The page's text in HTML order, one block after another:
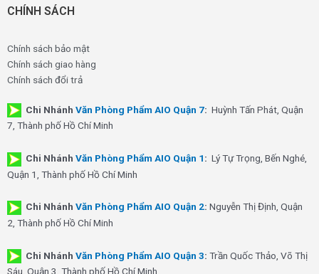
CHÍNH SÁCH
Chính sách bảo mật
Chính sách giao hàng
Chính sách đổi trả
Chi Nhánh Văn Phòng Phẩm AIO Quận 7: Huỳnh Tấn Phát, Quận
7, Thành phố Hồ Chí Minh
Chi Nhánh Văn Phòng Phẩm AIO Quận 1: Lý Tự Trọng, Bến Nghé,
Quận 1, Thành phố Hồ Chí Minh
Chi Nhánh Văn Phòng Phẩm AIO Quận 2: Nguyễn Thị Định, Quận
2, Thành phố Hồ Chí Minh
Chi Nhánh Văn Phòng Phẩm AIO Quận 3: Trần Quốc Thảo, Võ Thị
Sáu, Quận 3, Thành phố Hồ Chí Minh